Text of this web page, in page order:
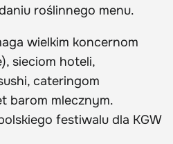
roślinnego menu.
wielkim koncernom
sieciom hoteli,
cateringom
barom mlecznym.
festiwalu dla KGW